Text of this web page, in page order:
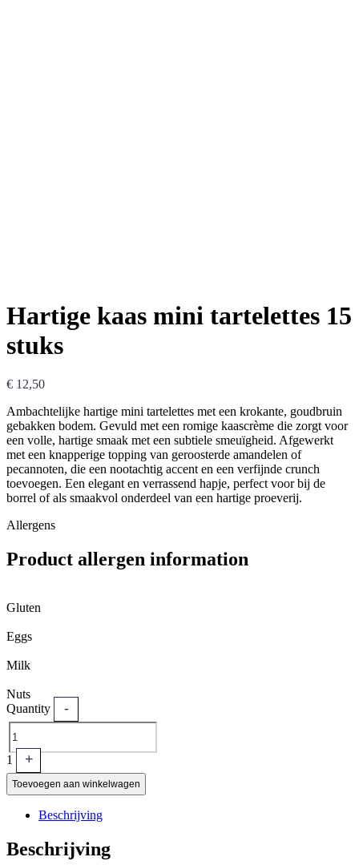
Hartige kaas mini tartelettes 15
stuks
€ 12,50
Ambachtelijke hartige mini tartelettes met een krokante, goudbruin
gebakken bodem. Gevuld met een romige kaascrème die zorgt voor
een volle, hartige smaak met een subtiele smeuïgheid. Afgewerkt
met een knapperige topping van geroosterde amandelen of
pecannoten, die een nootachtig accent en een verfijnde crunch
toevoegen. Een elegant en verrassend hapje, perfect voor bij de
borrel of als smaakvol onderdeel van een hartige proeverij.
Allergens
Product allergen information
Gluten
Eggs
Milk
Nuts
Quantity
-
1 +
Toevoegen aan winkelwagen
Beschrijving
Beschrijving